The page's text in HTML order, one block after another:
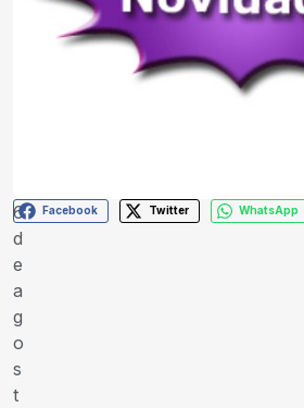
6
d
e
a
g
o
s
t
Facebook Twitter WhatsApp